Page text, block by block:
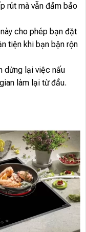
rút mà vẫn đảm bảo
cho phép bạn đặt
tiện khi bạn bận rộn
dừng lại việc nấu
làm lại từ đầu.